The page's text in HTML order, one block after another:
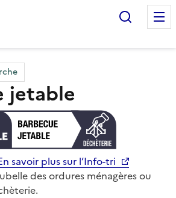
de mes objets & déchets
jetable
savoir plus sur l’Info-tri
des ordures ménagères ou